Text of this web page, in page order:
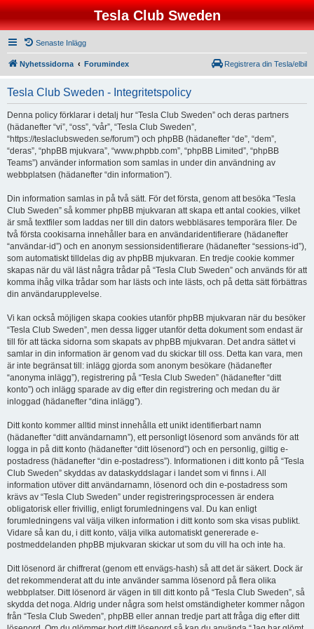
Tesla Club Sweden
Senaste Inlägg
Nyhetssidorna Forumindex Registrera din Tesla/elbil
Tesla Club Sweden - Integritetspolicy
Denna policy förklarar i detalj hur “Tesla Club Sweden” och deras partners
(hädanefter “vi”, “oss”, “vår”, “Tesla Club Sweden”,
“https://teslaclubsweden.se/forum”) och phpBB (hädanefter “de”, “dem”,
“deras”, “phpBB mjukvara”, “www.phpbb.com”, “phpBB Limited”, “phpBB
Teams”) använder information som samlas in under din användning av
webbplatsen (hädanefter “din information”).
Din information samlas in på två sätt. För det första, genom att besöka “Tesla
Club Sweden” så kommer phpBB mjukvaran att skapa ett antal cookies, vilket
är små textfiler som laddas ner till din dators webbläsares temporära filer. De
två första cookisarna innehåller bara en användaridentifierare (hädanefter
“användar-id”) och en anonym sessionsidentifierare (hädanefter “sessions-id”),
som automatiskt tilldelas dig av phpBB mjukvaran. En tredje cookie kommer
skapas när du väl läst några trådar på “Tesla Club Sweden” och används för att
komma ihåg vilka trådar som har lästs och inte lästs, och på detta sätt förbättras
din användarupplevelse.
Vi kan också möjligen skapa cookies utanför phpBB mjukvaran när du besöker
“Tesla Club Sweden”, men dessa ligger utanför detta dokument som endast är
till för att täcka sidorna som skapats av phpBB mjukvaran. Det andra sättet vi
samlar in din information är genom vad du skickar till oss. Detta kan vara, men
är inte begränsat till: inlägg gjorda som anonym besökare (hädanefter
“anonyma inlägg”), registrering på “Tesla Club Sweden” (hädanefter “ditt
konto”) och inlägg sparade av dig efter din registrering och medan du är
inloggad (hädanefter “dina inlägg”).
Ditt konto kommer alltid minst innehålla ett unikt identifierbart namn
(hädanefter “ditt användarnamn”), ett personligt lösenord som används för att
logga in på ditt konto (hädanefter “ditt lösenord”) och en personlig, giltig e-
postadress (hädanefter “din e-postadress”). Informationen i ditt konto på “Tesla
Club Sweden” skyddas av dataskyddslagar i landet som vi finns i. All
information utöver ditt användarnamn, lösenord och din e-postadress som
krävs av “Tesla Club Sweden” under registreringsprocessen är endera
obligatorisk eller frivillig, enligt forumledningens val. Du kan enligt
forumledningens val välja vilken information i ditt konto som ska visas publikt.
Vidare så kan du, i ditt konto, välja vilka automatiskt genererade e-
postmeddelanden phpBB mjukvaran skickar ut som du vill ha och inte ha.
Ditt lösenord är chiffrerat (genom ett envägs-hash) så att det är säkert. Dock är
det rekommenderat att du inte använder samma lösenord på flera olika
webbplatser. Ditt lösenord är vägen in till ditt konto på “Tesla Club Sweden”, så
skydda det noga. Aldrig under några som helst omständigheter kommer någon
från “Tesla Club Sweden”, phpBB eller annan tredje part att fråga dig efter ditt